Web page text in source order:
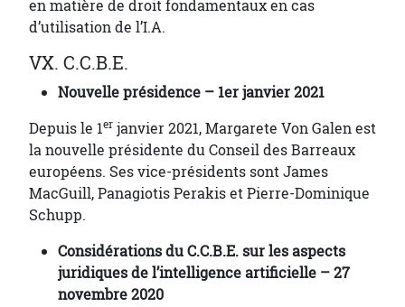
en matière de droit fondamentaux en cas
d’utilisation de l’I.A.
VX. C.C.B.E.
Nouvelle présidence – 1er janvier 2021
Depuis le 1er janvier 2021, Margarete Von Galen est
la nouvelle présidente du Conseil des Barreaux
européens. Ses vice-présidents sont James
MacGuill, Panagiotis Perakis et Pierre-Dominique
Schupp.
Considérations du C.C.B.E. sur les aspects
juridiques de l’intelligence artificielle – 27
novembre 2020